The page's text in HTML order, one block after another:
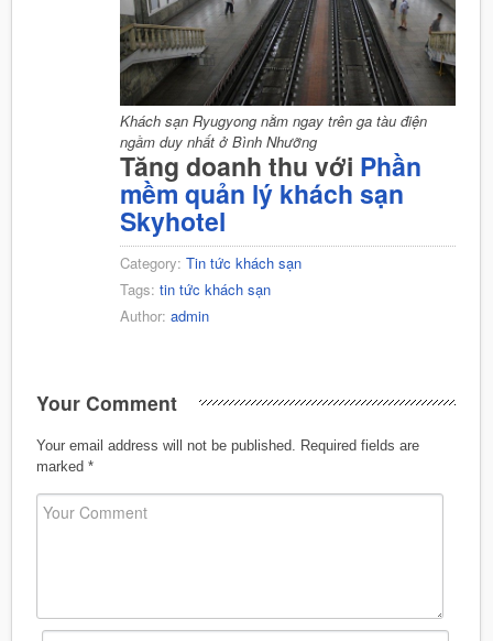
Khách sạn Ryugyong nằm ngay trên ga tàu điện
ngầm duy nhất ở Bình Nhưỡng
Tăng doanh thu với Phần
mềm quản lý khách sạn
Skyhotel
Category: Tin tức khách sạn
Tags: tin tức khách sạn
Author: admin
Your Comment
Your email address will not be published. Required fields are
marked *